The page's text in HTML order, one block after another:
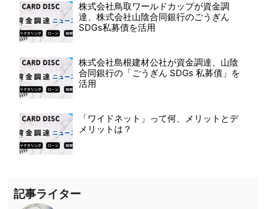
株式会社鳥取ワールドカップが資金調
達、株式会社山陰合同銀行のごうぎん
SDGs私募債を活用
株式会社島根建材公社が資金調達、山陰
合同銀行の「ごうぎん SDGs 私募債」を
活用
「ワイドネット」って何、メリットとデ
メリットは？
記事ライター